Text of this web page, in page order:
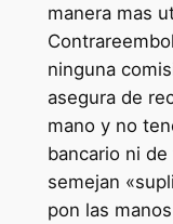
manera mas
ninguna
asegura de
mano y no
bancario ni
semejan
pon las